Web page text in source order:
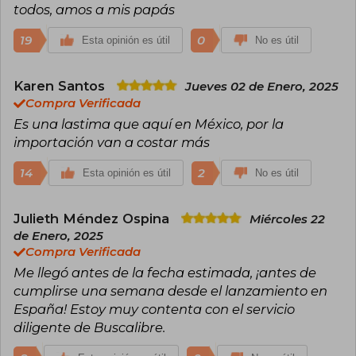
todos, amos a mis papás
19 Esta opinión es útil 0 No es útil
Karen Santos
Jueves 02 de Enero, 2025
Compra Verificada
Es una lastima que aquí en México, por la
importación van a costar más
14 Esta opinión es útil 2 No es útil
Julieth Méndez Ospina
Miércoles 22
de Enero, 2025
Compra Verificada
Me llegó antes de la fecha estimada, ¡antes de
cumplirse una semana desde el lanzamiento en
España! Estoy muy contenta con el servicio
diligente de Buscalibre.